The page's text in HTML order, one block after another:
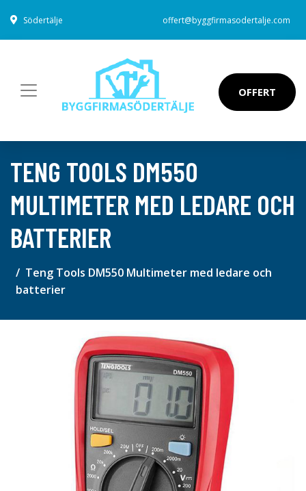
Södertälje offert@byggfirmasodertalje.com
OFFERT
TENG TOOLS DM550
MULTIMETER MED LEDARE OCH
BATTERIER
Teng Tools DM550 Multimeter med ledare och
batterier